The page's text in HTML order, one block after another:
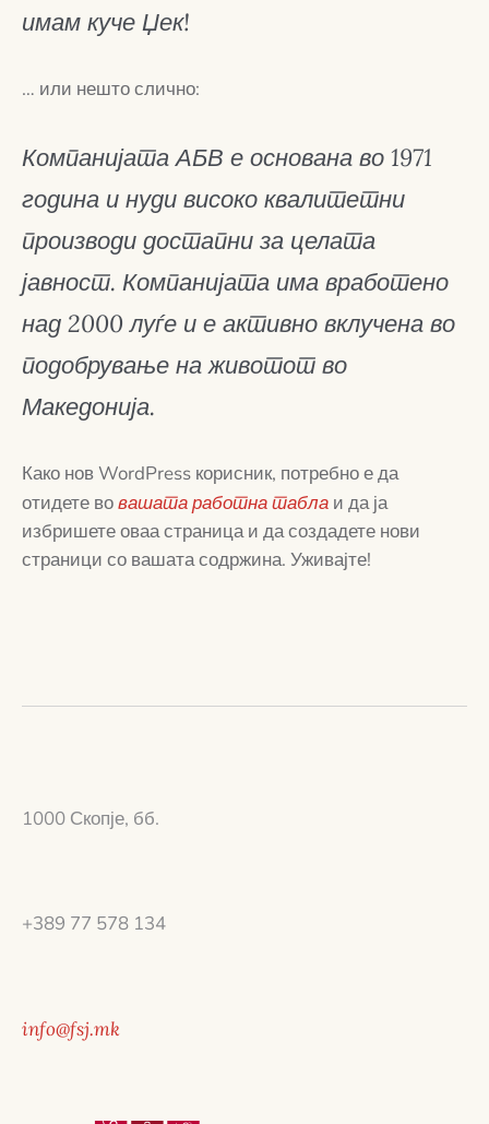
имам куче Џек!
… или нешто слично:
Компанијата АБВ е основана во 1971
година и нуди високо квалитетни
производи достапни за целата
јавност. Компанијата има вработено
над 2000 луѓе и е активно вклучена во
подобрување на животот во
Македонија.
Како нов WordPress корисник, потребно е да
отидете вовашата работна табла и да ја
избришете оваа страница и да создадете нови
страници со вашата содржина. Уживајте!
1000 Скопје, бб.
+389 77 578 134
info@fsj.mk